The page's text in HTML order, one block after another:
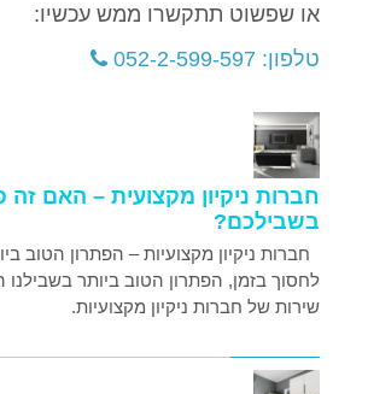
או שפשוט תתקשרו ממש עכשיו:
טלפון: 052-2-599-597
חברות ניקיון מקצועית – האם זה
בשבילכם?
חברות ניקיון מקצועיות – הפתרון הטוב
לחסוך בזמן, הפתרון הטוב ביותר בשבילנו
שירות של חברות ניקיון מקצועיות.